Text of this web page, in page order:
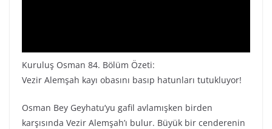
Kuruluş Osman 84. Bölüm Özeti:
Vezir Alemşah kayı obasını basıp hatunları tutukluyor!
Osman Bey Geyhatu’yu gafil avlamışken birden
karşısında Vezir Alemşah’ı bulur. Büyük bir cenderenin